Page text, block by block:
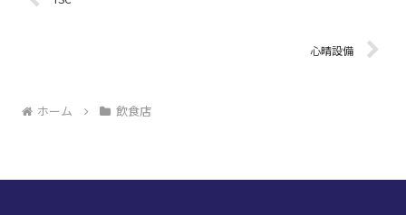
心晴設備
ホーム 飲食店